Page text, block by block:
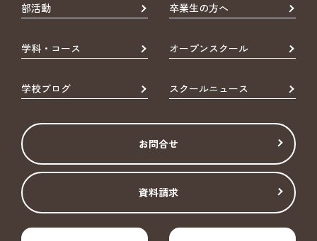
部活動 卒業生の方へ
学科・コース オープンスクール
学校ブログ スクールニュース
お問合せ
資料請求